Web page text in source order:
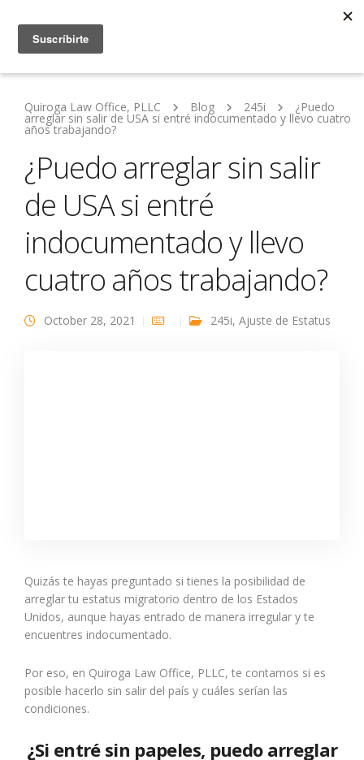
Quiroga Law Office, PLLC Blog 245i ¿Puedo
arreglar sin salir de USA si entré indocumentado y llevo cuatro
años trabajando?
¿Puedo arreglar sin salir
de USA si entré
indocumentado y llevo
cuatro años trabajando?
October 28, 2021 245i, Ajuste de Estatus
Quizás te hayas preguntado si tienes la posibilidad de
arreglar tu estatus migratorio dentro de los Estados
Unidos, aunque hayas entrado de manera irregular y te
encuentres indocumentado.
Por eso, en Quiroga Law Office, PLLC, te contamos si es
posible hacerlo sin salir del país y cuáles serían las
condiciones.
¿Si entré sin papeles, puedo arreglar